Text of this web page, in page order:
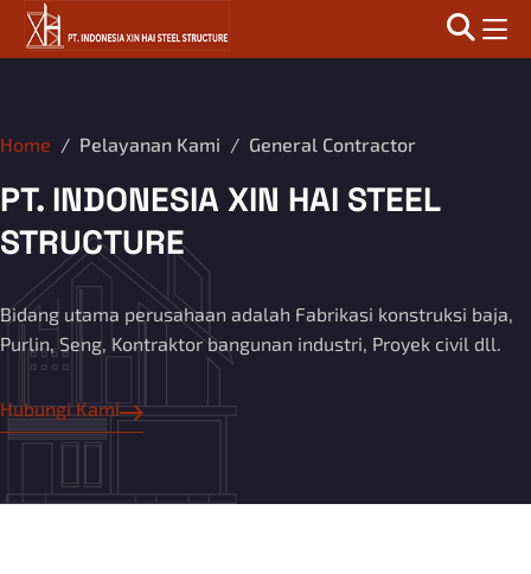
Home Pelayanan Kami General Contractor
PT. INDONESIA XIN HAI STEEL
STRUCTURE
Bidang utama perusahaan adalah Fabrikasi konstruksi baja,
Purlin, Seng, Kontraktor bangunan industri, Proyek civil dll.
Hubungi Kami